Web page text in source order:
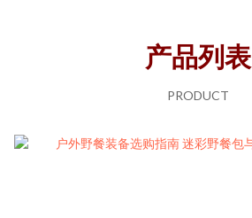
产品列表
PRODUCT